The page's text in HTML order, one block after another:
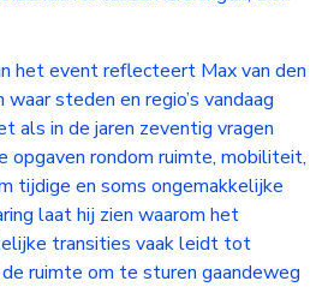
het event reflecteert Max van den
steden en regio’s vandaag
als in de jaren zeventig vragen
opgaven rondom ruimte, mobiliteit,
tijdige en soms ongemakkelijke
laat hij zien waarom het
transities vaak leidt tot
ruimte om te sturen gaandeweg